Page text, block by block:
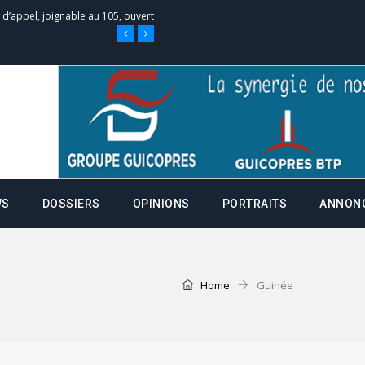
d’appel, joignable au 105, ouvert
campagnes ce jeudi 28 mai à
de la fiche de procuration
Administratives de
de serment et à une
DOSSIERS OPINIONS PORTRAITS
Home Guinée